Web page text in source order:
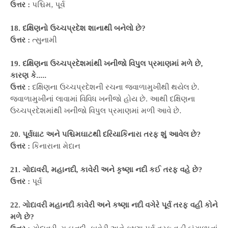
ઉત્તર : પશ્ચિમ, પૂર્વ
18. દક્ષિણનો ઉચ્ચપ્રદેશ શાનાથી બનેલો છે?
ઉત્તર : ત્સુનામી
19. દક્ષિણના ઉચ્ચપ્રદેશમાંથી ખનીજો વિપુલ પ્રમાણમાં મળે છે,
કારણ કે.....
ઉત્તર : દક્ષિણના ઉચ્ચપ્રદેશની રચના જ્વાળામુખીથી થયેલ છે.
જ્વાળામુખીનાં લાવામાં વિવિધ ખનીજો હોય છે. આથી દક્ષિણના
ઉચ્ચપ્રદેશમાંથી ખનીજો વિપુલ પ્રમાણમાં મળી આવે છે.
20. પૂર્વઘાટ અને પશ્ચિમઘાટથી દરિયાકિનારા તરફ શું આવેલ છે?
ઉત્તર : કિનારાના મેદાન
21. ગોદાવરી, મહાનદી, કાવેરી અને કૃષ્ણા નદી કઈ તરફ વહે છે?
ઉત્તર : પૂર્વ
22. ગોદાવરી મહાનદી કાવેરી અને કષ્ણા નદી વગેરે પૂર્વ તરફ વહી કોને
મળે છે?